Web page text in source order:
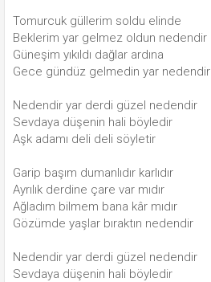
Tomurcuk güllerim soldu elinde
Beklerim yar gelmez oldun nedendir
Güneşim yıkıldı dağlar ardına
Gece gündüz gelmedin yar nedendir
Nedendir yar derdi güzel nedendir
Sevdaya düşenin hali böyledir
Aşk adamı deli deli söyletir
Garip başım dumanlıdır karlıdır
Ayrılık derdine çare var mıdır
Ağladım bilmem bana kâr mıdır
Gözümde yaşlar bıraktın nedendir
Nedendir yar derdi güzel nedendir
Sevdaya düşenin hali böyledir